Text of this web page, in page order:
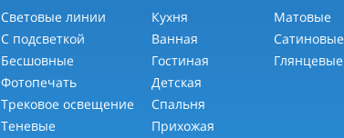
Световые линии
С подсветкой
Бесшовные
Фотопечать
Трековое освещение
Теневые
Кухня
Ванная
Гостиная
Детская
Спальня
Прихожая
Матовые
Сатиновые
Глянцевые